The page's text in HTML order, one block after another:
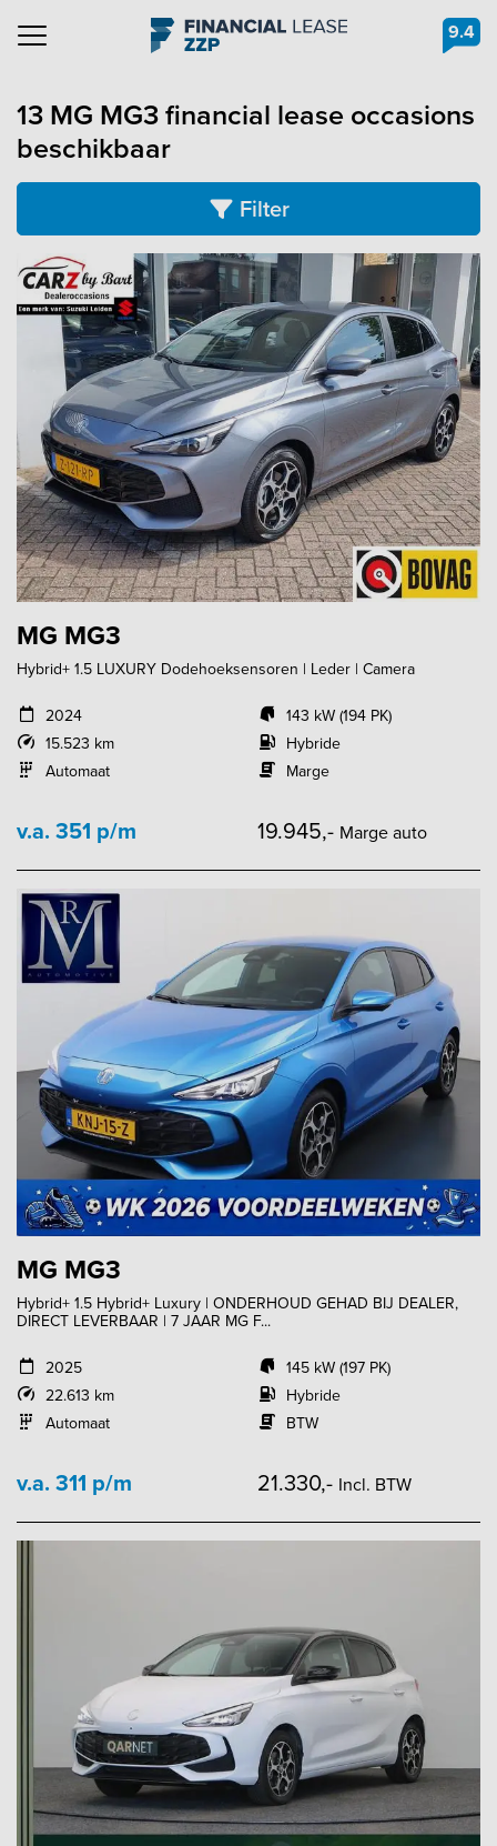
Navigation 9.4
13 MG MG3 financial lease occasions
beschikbaar
Filter
MG MG3
Hybrid+ 1.5 LUXURY Dodehoeksensoren | Leder | Camera
2024
15.523 km
Automaat
143 kW (194 PK)
Hybride
Marge
v.a. 351 p/m 19.945,- Marge auto
MG MG3
Hybrid+ 1.5 Hybrid+ Luxury | ONDERHOUD GEHAD BIJ DEALER,
DIRECT LEVERBAAR | 7 JAAR MG F...
2025
22.613 km
Automaat
145 kW (197 PK)
Hybride
BTW
v.a. 311 p/m 21.330,- Incl. BTW